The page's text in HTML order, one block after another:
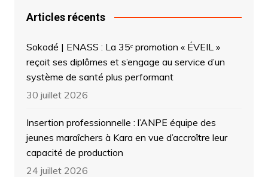
Articles récents
Sokodé | ENASS : La 35ᵉ promotion « ÉVEIL »
reçoit ses diplômes et s’engage au service d’un
système de santé plus performant
30 juillet 2026
Insertion professionnelle : l’ANPE équipe des
jeunes maraîchers à Kara en vue d’accroître leur
capacité de production
24 juillet 2026